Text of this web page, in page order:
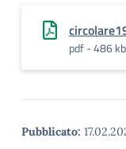
pdf - 486 kb
Pubblicato: